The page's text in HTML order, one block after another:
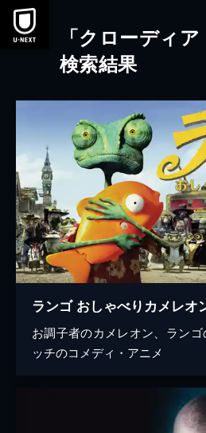
本文へスキップ
「クローディ
検索結果
ランゴ おしゃべりカメレオ
お調子者のカメレオン、ラン
ッチのコメディ・アニメ